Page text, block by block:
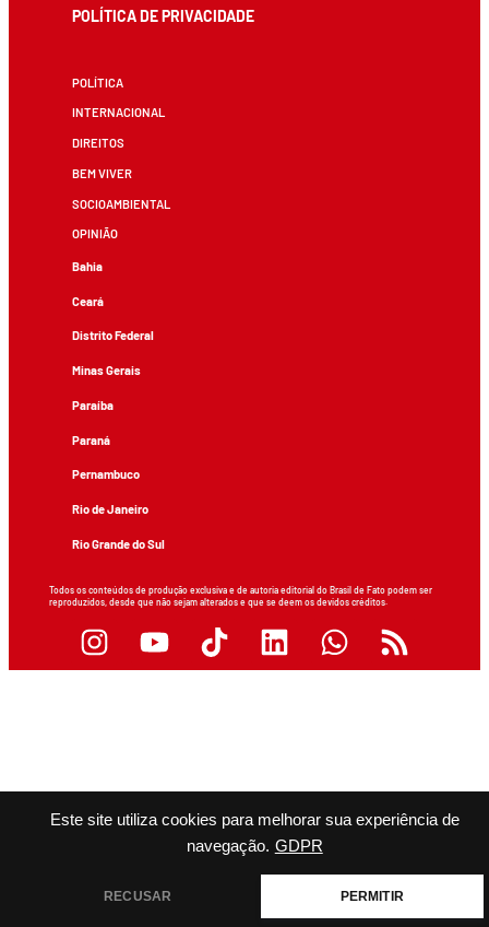
Este site utiliza cookies para melhorar sua experiência de
navegação. GDPR
RECUSAR PERMITIR
POLÍTICA DE PRIVACIDADE
POLÍTICA
INTERNACIONAL
DIREITOS
BEM VIVER
SOCIOAMBIENTAL
OPINIÃO
Bahia
Ceará
Distrito Federal
Minas Gerais
Paraíba
Paraná
Pernambuco
Rio de Janeiro
Rio Grande do Sul
Todos os conteúdos de produção exclusiva e de autoria editorial do Brasil de Fato podem ser
reproduzidos, desde que não sejam alterados e que se deem os devidos créditos.